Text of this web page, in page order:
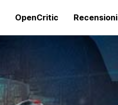
OpenCritic Recensioni